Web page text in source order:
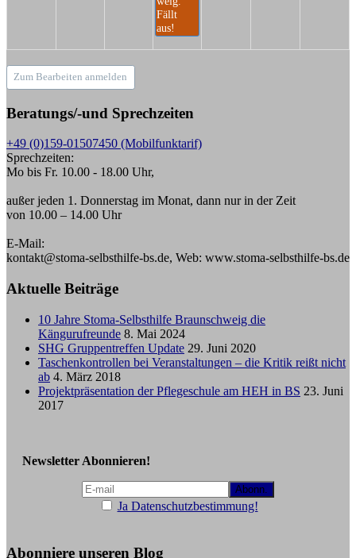
Fällt
aus!
Zum Bearbeiten anmelden
Beratungs/-und Sprechzeiten
+49 (0)159-01507450 (Mobilfunktarif)
Sprechzeiten:
Mo bis Fr. 10.00 - 18.00 Uhr,
außer jeden 1. Donnerstag im Monat, dann nur in der Zeit
von 10.00 – 14.00 Uhr
E-Mail:
kontakt@stoma-selbsthilfe-bs.de, Web: www.stoma-selbsthilfe-bs.de
Aktuelle Beiträge
10 Jahre Stoma-Selbsthilfe Braunschweig die
Kängurufreunde 8. Mai 2024
SHG Gruppentreffen Update 29. Juni 2020
Taschenkontrollen bei Veranstaltungen – die Kritik reißt nicht
ab 4. März 2018
Projektpräsentation der Pflegeschule am HEH in BS 23. Juni
2017
Newsletter Abonnieren!
Ja Datenschutzbestimmung!
Abonniere unseren Blog